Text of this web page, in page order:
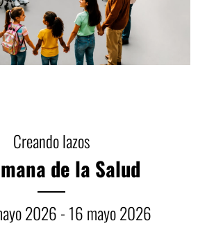
Creando lazos
de la Salud
2026 - 16 mayo2026